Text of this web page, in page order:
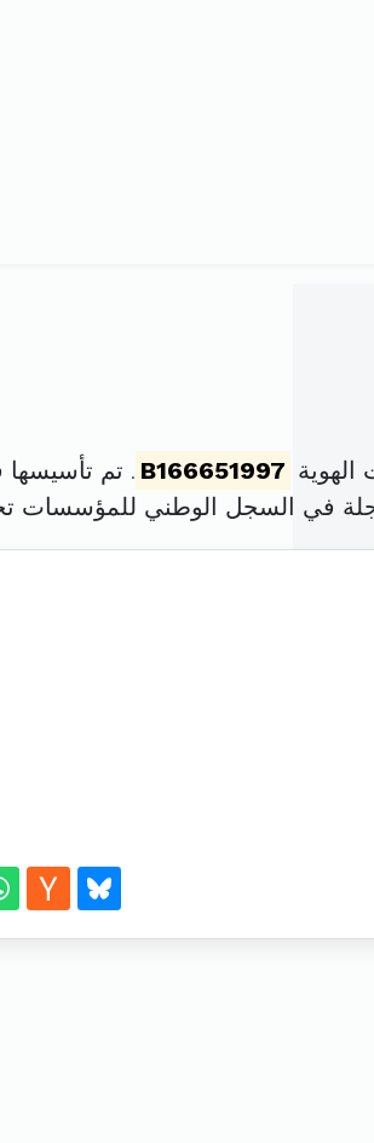
B166651997 . تم تأسيسها في 1 جوان 1993 برأس
في السجل الوطني للمؤسسات